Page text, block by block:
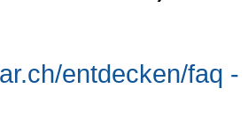
entdecken/faq -